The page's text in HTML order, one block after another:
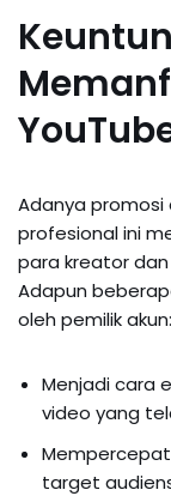
Adanya
profesional ini
para kreator
Adapun
oleh pemilik akun:
Menjadi cara
video yang
target